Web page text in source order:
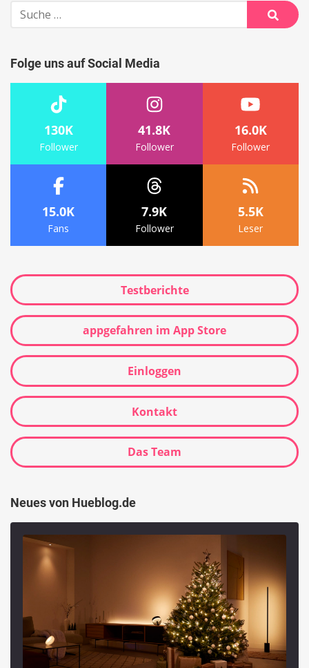
Suche
nach:
Suche
Folge uns auf Social Media
130K
Follower
41.8K
Follower
16.0K
Follower
15.0K
Fans
7.9K
Follower
5.5K
Leser
Testberichte
appgefahren im App Store
Einloggen
Kontakt
Das Team
Neues von Hueblog.de